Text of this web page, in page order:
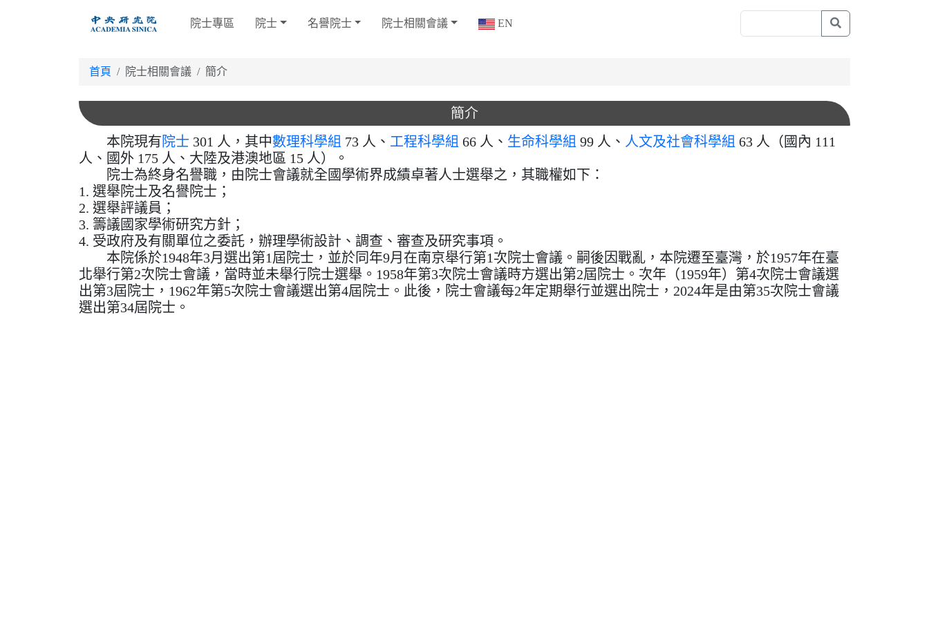
院士專區 院士 名譽院士 院士相關會議 EN
首頁 院士相關會議 簡介
簡介
本院現有院士 301 人，其中數理科學組 73 人、 工程科學組 66 人、 生命科學組 99 人、 人文及社會科學組 63 人（國內 111
人、國外 175 人、大陸及港澳地區 15 人）。
院士為終身名譽職，由院士會議就全國學術界成績卓著人士選舉之，其職權如下：
1. 選舉院士及名譽院士；
2. 選舉評議員；
3. 籌議國家學術研究方針；
4. 受政府及有關單位之委託，辦理學術設計、調查、審查及研究事項。
本院係於1948年3月選出第1屆院士，並於同年9月在南京舉行第1次院士會議。嗣後因戰亂，本院遷至臺灣，於1957年在臺
北舉行第2次院士會議，當時並未舉行院士選舉。1958年第3次院士會議時方選出第2屆院士。次年（1959年）第4次院士會議選
出第3屆院士，1962年第5次院士會議選出第4屆院士。此後，院士會議每2年定期舉行並選出院士，2024年是由第35次院士會議
選出第34屆院士。